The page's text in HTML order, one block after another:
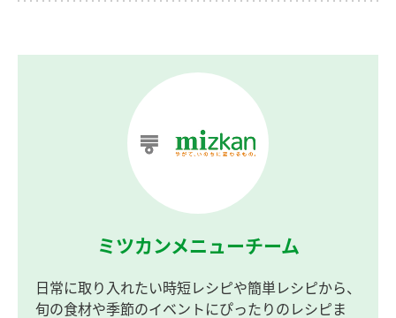
ミツカンメニューチーム
日常に取り入れたい時短レシピや簡単レシピから、
旬の食材や季節のイベントにぴったりのレシピま